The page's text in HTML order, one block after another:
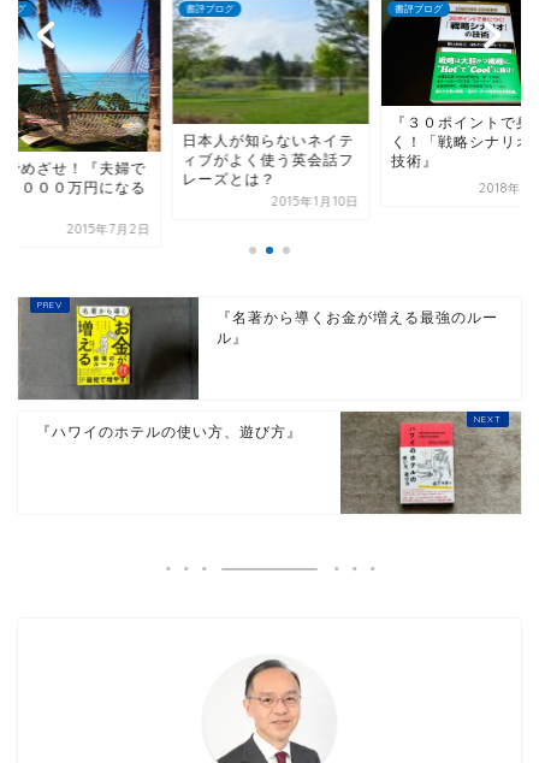
ログ
人が知らないネイテ
がよく使う英会話フ
ズとは？
書評ブログ
『３０ポイントで身につ
く！「戦略シナリオ」の
技術』
書評ブログ
起業でめざせ！『夫
年収５０００万円に
『名著から導くお金が増える最強のルー
ル』
『ハワイのホテルの使い方、遊び方』